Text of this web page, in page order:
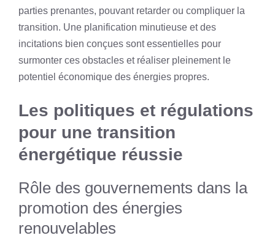
parties prenantes, pouvant retarder ou compliquer la
transition. Une planification minutieuse et des
incitations bien conçues sont essentielles pour
surmonter ces obstacles et réaliser pleinement le
potentiel économique des énergies propres.
Les politiques et régulations
pour une transition
énergétique réussie
Rôle des gouvernements dans la
promotion des énergies
renouvelables